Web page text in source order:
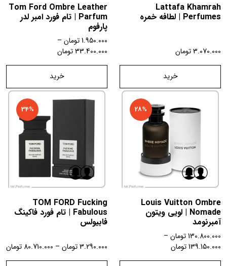
Lattafa Khamrah
Perfumes | لطافه خمره
3.070.000تومان
خرید
Tom Ford Ombre Leather
Parfum | تام فورد امبر لدر
پارفوم
1.950.000تومان –
33.400.000تومان
خرید
28%
Louis Vuitton Ombre
Nomade | لویی ویتون
آمبرنومد
130.800.000تومان –
139.150.000تومان
34%
TOM FORD Fucking
Fabulous | تام فورد فاکینگ
فابیولس
3.290.000تومان –
80.710.000 تومان